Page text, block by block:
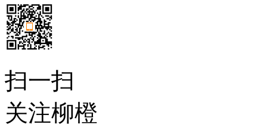
扫一扫
关注柳橙